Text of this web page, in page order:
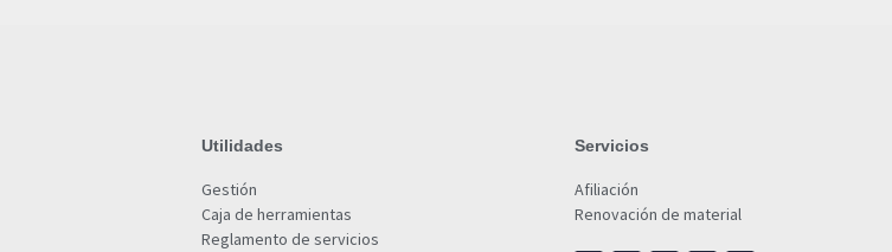
Utilidades
Gestión
Caja de herramientas
Reglamento de servicios
Servicios
Afiliación
Renovación de material